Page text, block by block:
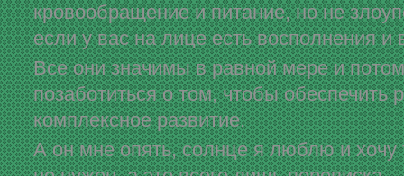
кровообращение и питание, но не
если у вас на лице есть восполнения и
Все они значимы в равной мере и
позаботиться о том, чтобы обеспечить
комплексное развитие.
А он мне опять, солнце я люблю и хочу